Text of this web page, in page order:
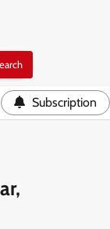
Subscription